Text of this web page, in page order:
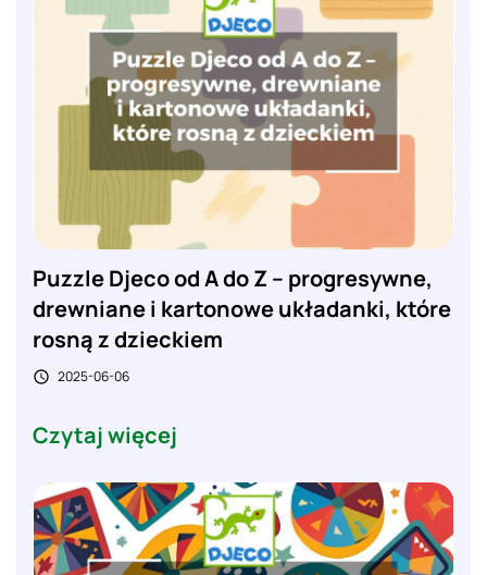
Puzzle Djeco od A do Z – progresywne,
drewniane i kartonowe układanki, które
rosną z dzieckiem
 2025-06-06
Czytaj więcej